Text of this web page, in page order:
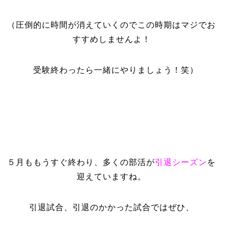
（圧倒的に時間が消えていくのでこの時期はマジでお
すすめしませんよ！
受験終わったら一緒にやりましょう！笑）
５月ももうすぐ終わり、多くの部活が引退シーズン を
迎えていますね。
引退試合、引退のかかった試合ではぜひ、